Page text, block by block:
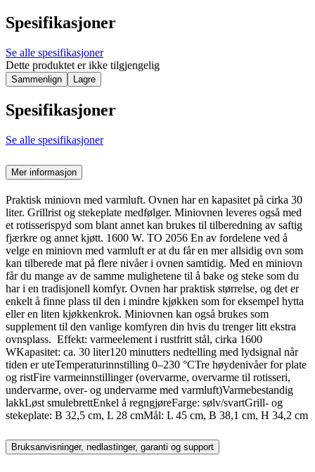
Spesifikasjoner
Se alle spesifikasjoner
Dette produktet er ikke tilgjengelig
Sammenlign Lagre
Spesifikasjoner
Se alle spesifikasjoner
Mer informasjon
Praktisk miniovn med varmluft. Ovnen har en kapasitet på cirka 30
liter. Grillrist og stekeplate medfølger. Miniovnen leveres også med
et rotisserispyd som blant annet kan brukes til tilberedning av saftig
fjærkre og annet kjøtt. 1600 W. TO 2056 En av fordelene ved å
velge en miniovn med varmluft er at du får en mer allsidig ovn som
kan tilberede mat på flere nivåer i ovnen samtidig. Med en miniovn
får du mange av de samme mulighetene til å bake og steke som du
har i en tradisjonell komfyr. Ovnen har praktisk størrelse, og det er
enkelt å finne plass til den i mindre kjøkken som for eksempel hytta
eller en liten kjøkkenkrok. Miniovnen kan også brukes som
supplement til den vanlige komfyren din hvis du trenger litt ekstra
ovnsplass. Effekt: varmeelement i rustfritt stål, cirka 1600
WKapasitet: ca. 30 liter120 minutters nedtelling med lydsignal når
tiden er uteTemperaturinnstilling 0–230 °CTre høydenivåer for plate
og ristFire varmeinnstillinger (overvarme, overvarme til rotisseri,
undervarme, over- og undervarme med varmluft)Varmebestandig
lakkLøst smulebrettEnkel å regngjøreFarge: sølv/svartGrill- og
stekeplate: B 32,5 cm, L 28 cmMål: L 45 cm, B 38,1 cm, H 34,2 cm
Bruksanvisninger, nedlastinger, garanti og support